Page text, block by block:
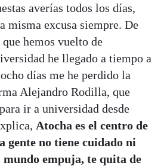
averías todos los días,
misma excusa siempre. De
hemos vuelto de
he llegado a tiempo a
días me he perdido la
Alejandro Rodilla, que
ir a universidad desde
Atocha es el centro de
gente no tiene cuidado ni
mundo empuja, te quita de